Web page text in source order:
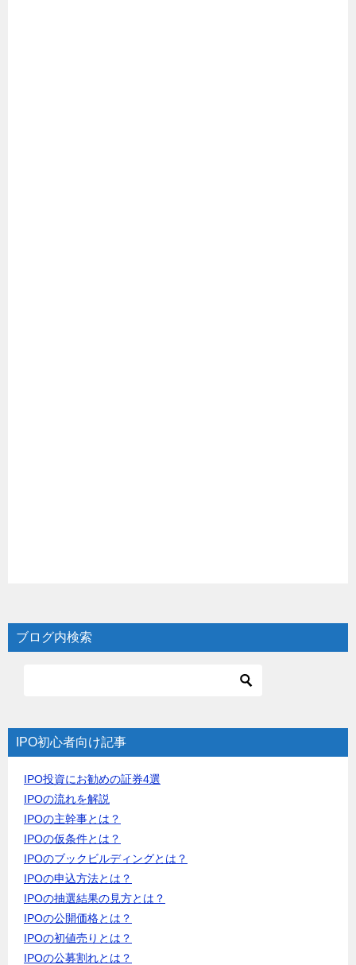
ブログ内検索
IPO初心者向け記事
IPO投資にお勧めの証券4選
IPOの流れを解説
IPOの主幹事とは？
IPOの仮条件とは？
IPOのブックビルディングとは？
IPOの申込方法とは？
IPOの抽選結果の見方とは？
IPOの公開価格とは？
IPOの初値売りとは？
IPOの公募割れとは？